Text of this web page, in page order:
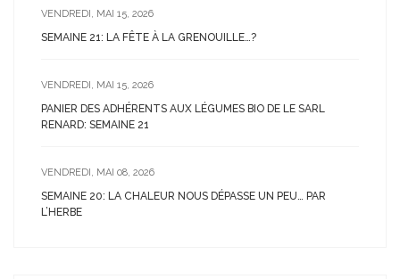
VENDREDI, MAI 15, 2026
SEMAINE 21: LA FÊTE À LA GRENOUILLE…?
VENDREDI, MAI 15, 2026
PANIER DES ADHÉRENTS AUX LÉGUMES BIO DE LE SARL
RENARD: SEMAINE 21
VENDREDI, MAI 08, 2026
SEMAINE 20: LA CHALEUR NOUS DÉPASSE UN PEU… PAR
L’HERBE